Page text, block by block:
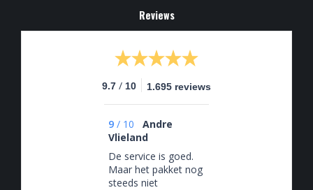
Reviews
9.7 / 10 1.695 reviews
9 / 10
Andre
Vlieland
De service is goed.
Maar het pakket nog
steeds niet